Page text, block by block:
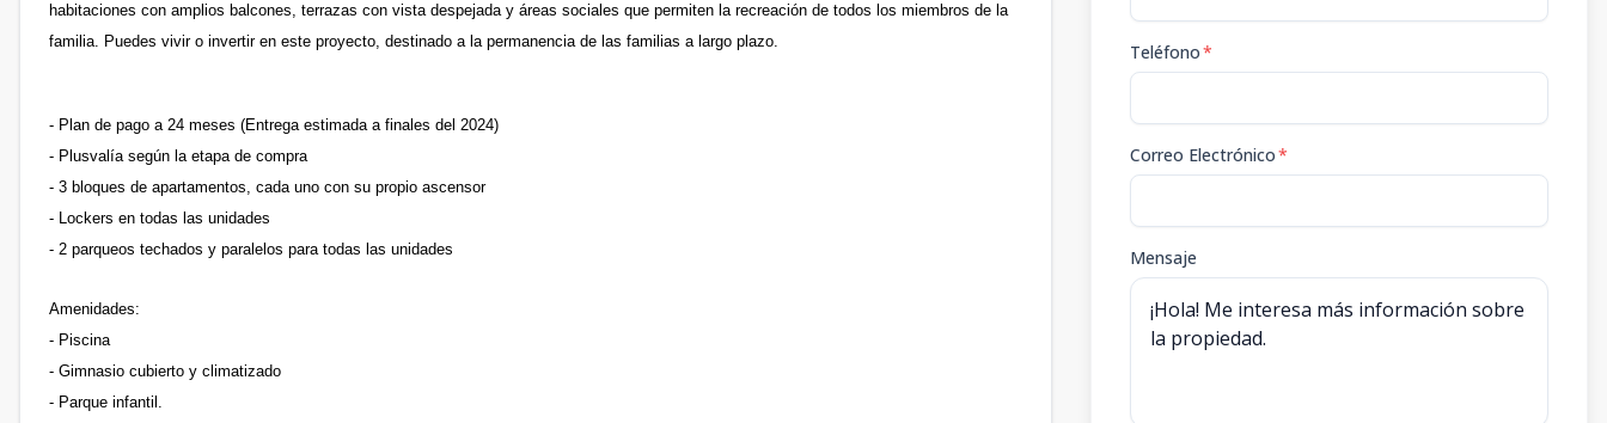
habitaciones con amplios balcones, terrazas con vista despejada y áreas sociales que permiten la recreación de todos los miembros de la
familia. Puedes vivir o invertir en este proyecto, destinado a la permanencia de las familias a largo plazo.
- Plan de pago a 24 meses (Entrega estimada a finales del 2024)
- Plusvalía según la etapa de compra
- 3 bloques de apartamentos, cada uno con su propio ascensor
- Lockers en todas las unidades
- 2 parqueos techados y paralelos para todas las unidades
Amenidades:
- Piscina
- Gimnasio cubierto y climatizado
- Parque infantil.
Teléfono*
Correo Electrónico*
Mensaje